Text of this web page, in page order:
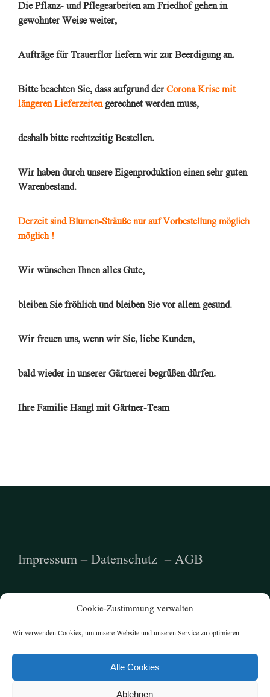
Cookie-Zustimmung verwalten
Wir verwenden Cookies, um unsere Website und unseren Service zu optimieren.
Alle Cookies
Ablehnen
Die Pflanz- und Pflegearbeiten am Friedhof gehen in
gewohnter Weise weiter,
Aufträge für Trauerflor liefern wir zur Beerdigung an.
Bitte beachten Sie, dass aufgrund derCorona Krise mit
längeren Lieferzeitengerechnet werden muss,
deshalb bitte rechtzeitig Bestellen.
Wir haben durch unsere Eigenproduktion einen sehr guten
Warenbestand.
Derzeit sindBlumen-Sträußenur auf Vorbestellung möglich
möglich !
Wir wünschen Ihnen alles Gute,
bleiben Sie fröhlich und bleiben Sie vor allem gesund.
Wir freuen uns, wenn wir Sie, liebe Kunden,
bald wieder in unserer Gärtnerei begrüßen dürfen.
Ihre Familie Hangl mit Gärtner-Team
Impressum – Datenschutz – AGB